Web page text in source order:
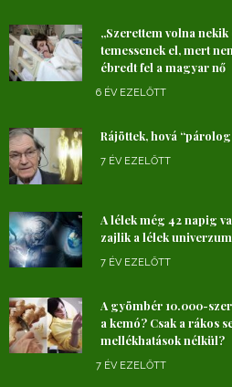
„Szerettem volna
temessenek el, mert
ébredt fel a magyar nő
6 ÉV EZELŐTT
Rájöttek, hová
7 ÉV EZELŐTT
A lélek még 42 napig
zajlik a lélek
7 ÉV EZELŐTT
A gyömbér 10.000-
a kemó? Csak a rákos
mellékhatások nélkül?
7 ÉV EZELŐTT